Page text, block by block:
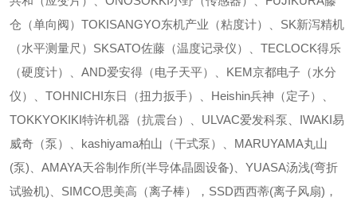
仓（单向阀）TOKISANGYO东机产业（粘度计）、SK新泻精机
（水平测量尺）SKSATO佐藤（温度记录仪）、TECLOCK得乐
（硬度计）、AND爱安得（电子天平）、KEM京都电子（水分
仪）、TOHNICHI东日（扭力扳手）、Heishin兵神（定子）、
TOKKYOKIKI特许机器（抗震台）、ULVAC爱发科泵、IWAKI易
威奇（泵）、kashiyama柏山（干式泵）、MARUYAMA丸山
(泵)、AMAYA天谷制作所(半导体晶圆设备)、YUASA汤浅(弯折
试验机)、SIMCO思美高（离子棒），SSD西西蒂(离子风扇)，